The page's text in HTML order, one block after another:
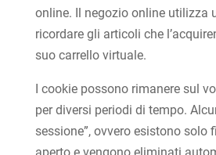
online. Il negozio online utilizza
ricordare gli articoli che
suo carrello virtuale.
I cookie possono rimanere sul
per diversi periodi di tempo.
sessione”, ovvero esistono solo